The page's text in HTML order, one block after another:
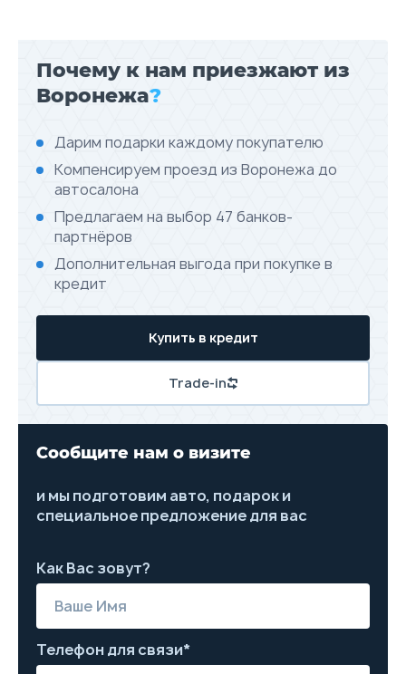
Почему к нам приезжают из
Воронежа?
Дарим подарки каждому покупателю
Компенсируем проезд из Воронежа до
автосалона
Предлагаем на выбор 47 банков-
партнёров
Дополнительная выгода при покупке в
кредит
Купить в кредит
Trade-in
Сообщите нам о визите
и мы подготовим авто, подарок и
специальное предложение для вас
Как Вас зовут?
Телефон для связи*